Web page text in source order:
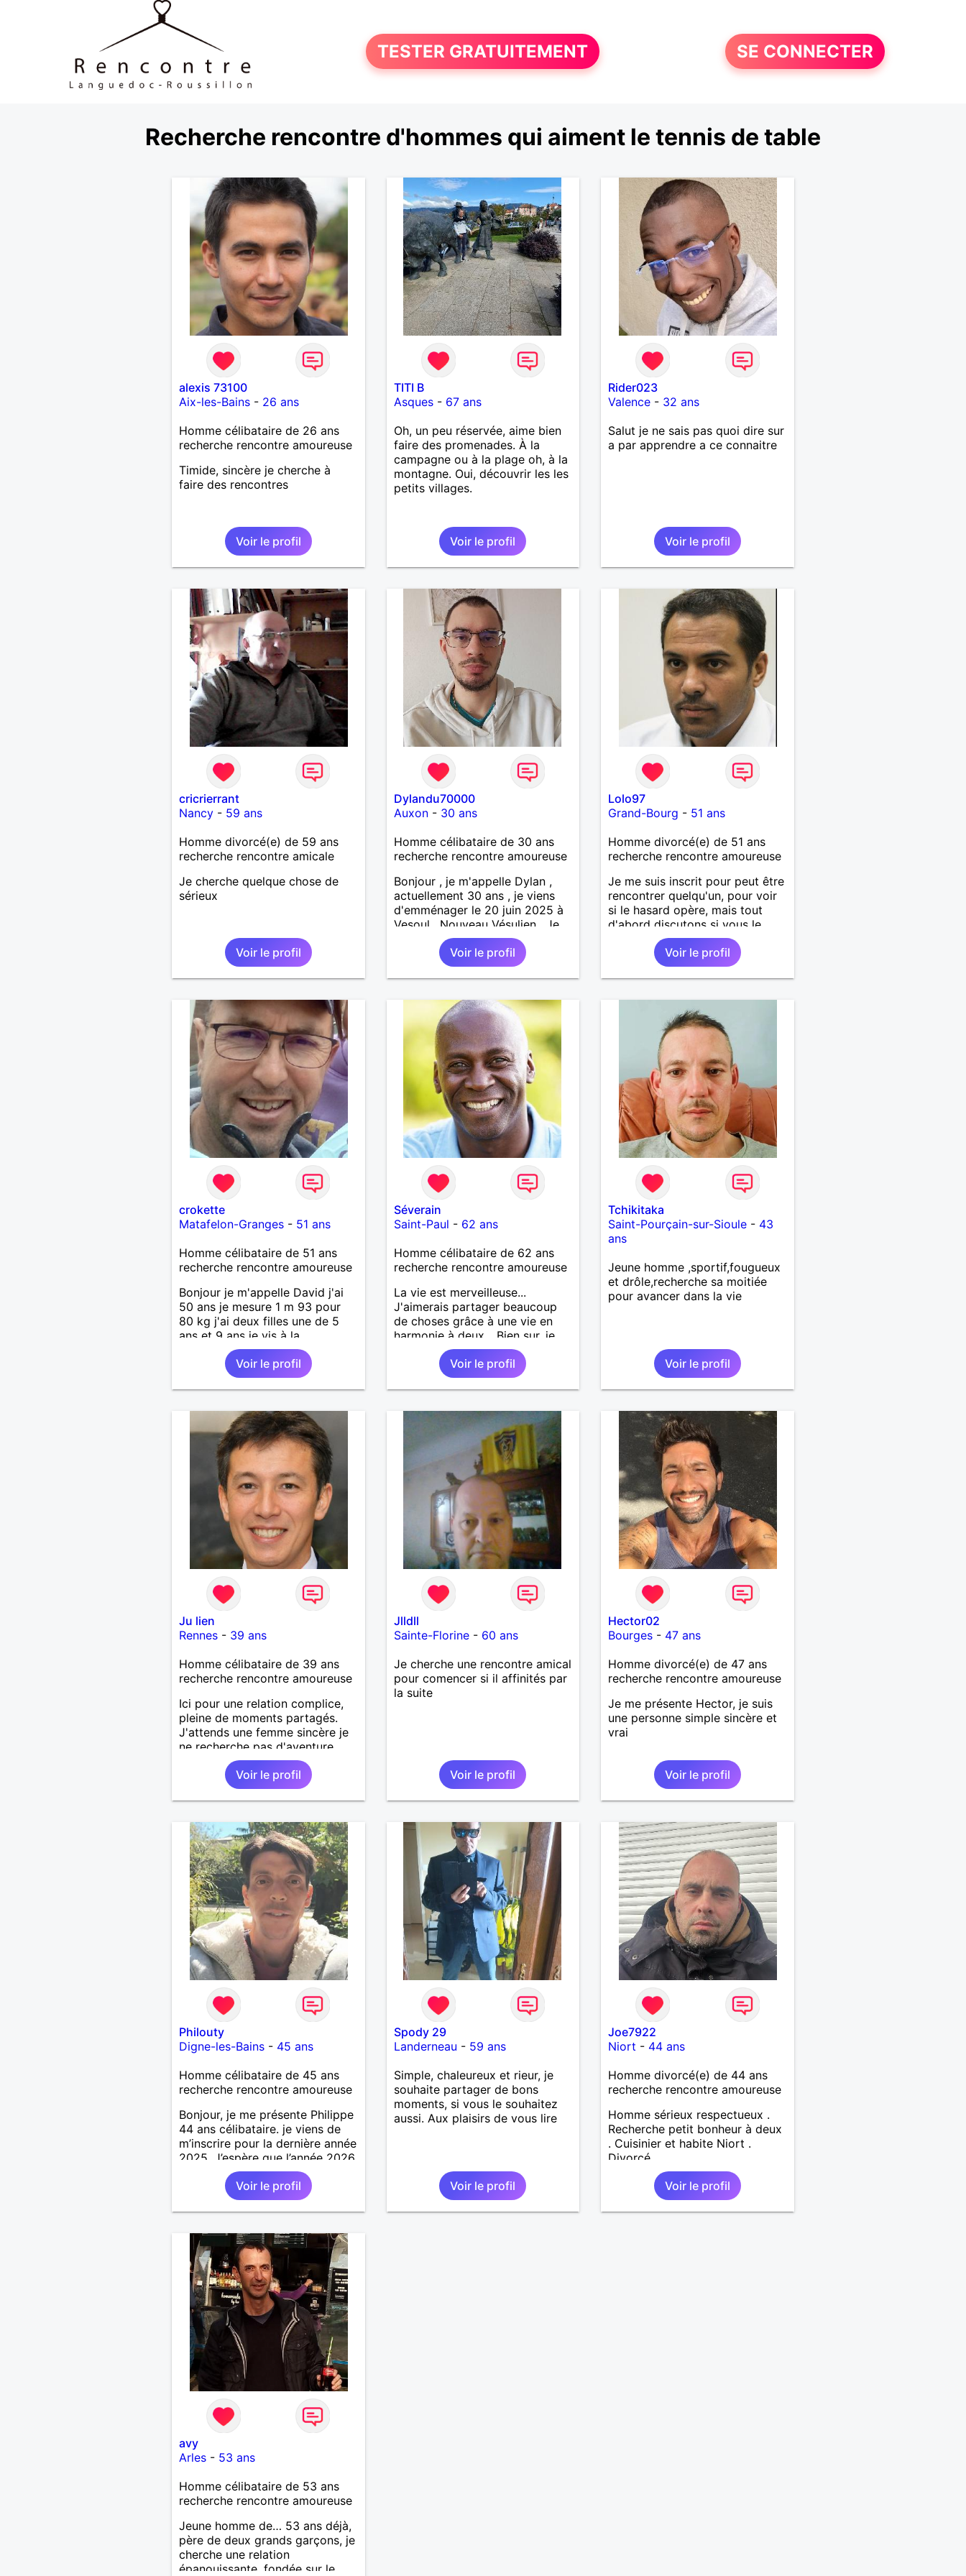
TESTER GRATUITEMENT SE CONNECTER
Recherche rencontre d'hommes qui aiment le tennis de table
alexis 73100
Aix-les-Bains- 26 ans
Homme célibataire de 26 ans
recherche rencontre amoureuse
Timide, sincère je cherche à
faire des rencontres
Voir le profil
TITI B
Asques- 67 ans
Oh, un peu réservée, aime bien
faire des promenades. À la
campagne ou à la plage oh, à la
montagne. Oui, découvrir les les
petits villages.
Voir le profil
Rider023
Valence - 32 ans
Salut je ne sais pas quoi dire sur
a par apprendre a ce connaitre
Voir le profil
cricrierrant
Nancy- 59 ans
Homme divorcé(e) de 59 ans
recherche rencontre amicale
Je cherche quelque chose de
sérieux
Voir le profil
Dylandu70000
Auxon- 30 ans
Homme célibataire de 30 ans
recherche rencontre amoureuse
Bonjour , je m'appelle Dylan ,
actuellement 30 ans , je viens
d'emménager le 20 juin 2025 à
Vesoul . Nouveau Vésulien . Je
ne connais pas encore les gens
de la ville , les activités ... Je
cherche une relation sérieuse
pour avoir 2 enfants , je suis
Je cherche une femme
attentionnée et à l'écoute ,
honnête surtout car je le suis .
Une relation passe avant tout
par la confiance et le soutien !
Voir le profil
Lolo97
Grand-Bourg - 51 ans
Homme divorcé(e) de 51 ans
recherche rencontre amoureuse
Je me suis inscrit pour peut être
rencontrer quelqu'un, pour voir
si le hasard opère, mais tout
d'abord discutons si vous le
voulez bien !
Voir le profil
crokette
Matafelon-Granges- 51 ans
Homme célibataire de 51 ans
recherche rencontre amoureuse
Bonjour je m'appelle David j'ai
50 ans je mesure 1 m 93 pour
80 kg j'ai deux filles une de 5
ans et 9 ans je vis à la
campagne dans un corps de
ferme j'ai deux chiens des lapins
des poules je pense être une
personne simple qui vit
bien les choses simples de la vie
Voir le profil
Séverain
Saint-Paul - 62 ans
Homme célibataire de 62 ans
recherche rencontre amoureuse
La vie est merveilleuse...
J'aimerais partager beaucoup
de choses grâce à une vie en
harmonie à deux... Bien sur, je
recherche l'âme soeur... Et là
bien sur, ce serait une relation
sérieuse. En attendant, la
présence d'une femme me
Voir le profil
Tchikitaka
Saint-Pourçain-sur-Sioule - 43
ans
Jeune homme ,sportif,fougueux
et drôle,recherche sa moitiée
pour avancer dans la vie
Voir le profil
Ju lien
Rennes- 39 ans
Homme célibataire de 39 ans
recherche rencontre amoureuse
Ici pour une relation complice,
pleine de moments partagés.
J'attends une femme sincère je
ne recherche pas d'aventure
sans lendemain. Dialoguons et
nous verrons bien non ?
Voir le profil
Jlldll
Sainte-Florine- 60 ans
Je cherche une rencontre amical
pour comencer si il affinités par
la suite
Voir le profil
Hector02
Bourges - 47 ans
Homme divorcé(e) de 47 ans
recherche rencontre amoureuse
Je me présente Hector, je suis
une personne simple sincère et
vrai
Voir le profil
Philouty
Digne-les-Bains- 45 ans
Homme célibataire de 45 ans
recherche rencontre amoureuse
Bonjour, je me présente Philippe
44 ans célibataire. je viens de
m’inscrire pour la dernière année
2025. J’espère que l’année 2026
me portera bonheur pour
retrouver l’amour.. et faire des
belles rencontres. homme,
gentil, honnête, généreux,
difficulté très bricoleur, je
touche un peu à tout.. ma
passion, la marche, je fais pas
mal de randonnée, je bricole
beaucoup chaque année, je fais
un grand potager. N’hésitez pas
à visiter mon profil. À très
bientôt j’espère et très bonnes
fêtes d’année à tout le monde..
Voir le profil
Spody 29
Landerneau - 59 ans
Simple, chaleureux et rieur, je
souhaite partager de bons
moments, si vous le souhaitez
aussi. Aux plaisirs de vous lire
Voir le profil
Joe7922
Niort - 44 ans
Homme divorcé(e) de 44 ans
recherche rencontre amoureuse
Homme sérieux respectueux .
Recherche petit bonheur à deux
. Cuisinier et habite Niort .
Divorcé
Voir le profil
avy
Arles- 53 ans
Homme célibataire de 53 ans
recherche rencontre amoureuse
Jeune homme de… 53 ans déjà,
père de deux grands garçons, je
cherche une relation
épanouissante, fondée sur le